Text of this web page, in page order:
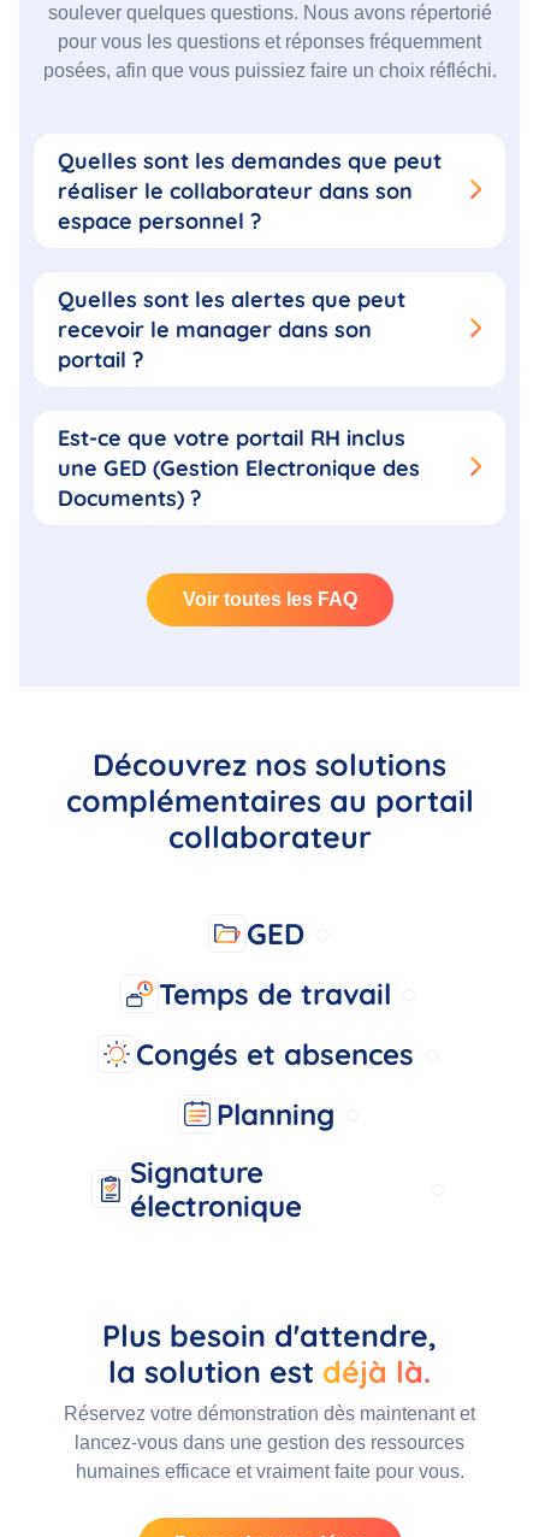
soulever quelques questions. Nous avons répertorié
pour vous les questions et réponses fréquemment
posées, afin que vous puissiez faire un choix réfléchi.
Quelles sont les demandes que peut
réaliser le collaborateur dans son
espace personnel ?
Quelles sont les alertes que peut
recevoir le manager dans son
portail ?
Est-ce que votre portail RH inclus
une GED (Gestion Electronique des
Documents) ?
Voir toutes les FAQ
Découvrez nos solutions
complémentaires au portail
collaborateur
GED
Temps de travail
Congés et absences
Planning
Signature
électronique
Plus besoin d'attendre,
la solution est déjà là.
Réservez votre démonstration dès maintenant et
lancez-vous dans une gestion des ressources
humaines efficace et vraiment faite pour vous.